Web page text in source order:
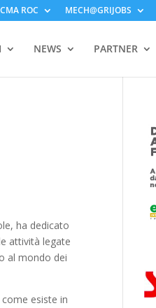
ROC MECH@GRIJOBS
NEWS PARTNER
ha dedicato
attività legate
al mondo dei
esiste in